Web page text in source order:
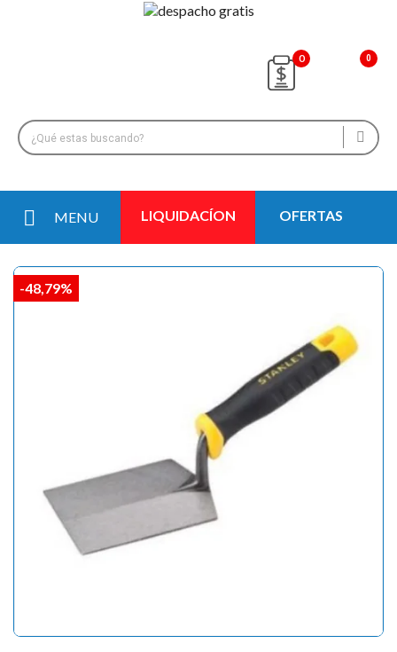
0
MENU LIQUIDACÍON OFERTAS
-48,79%